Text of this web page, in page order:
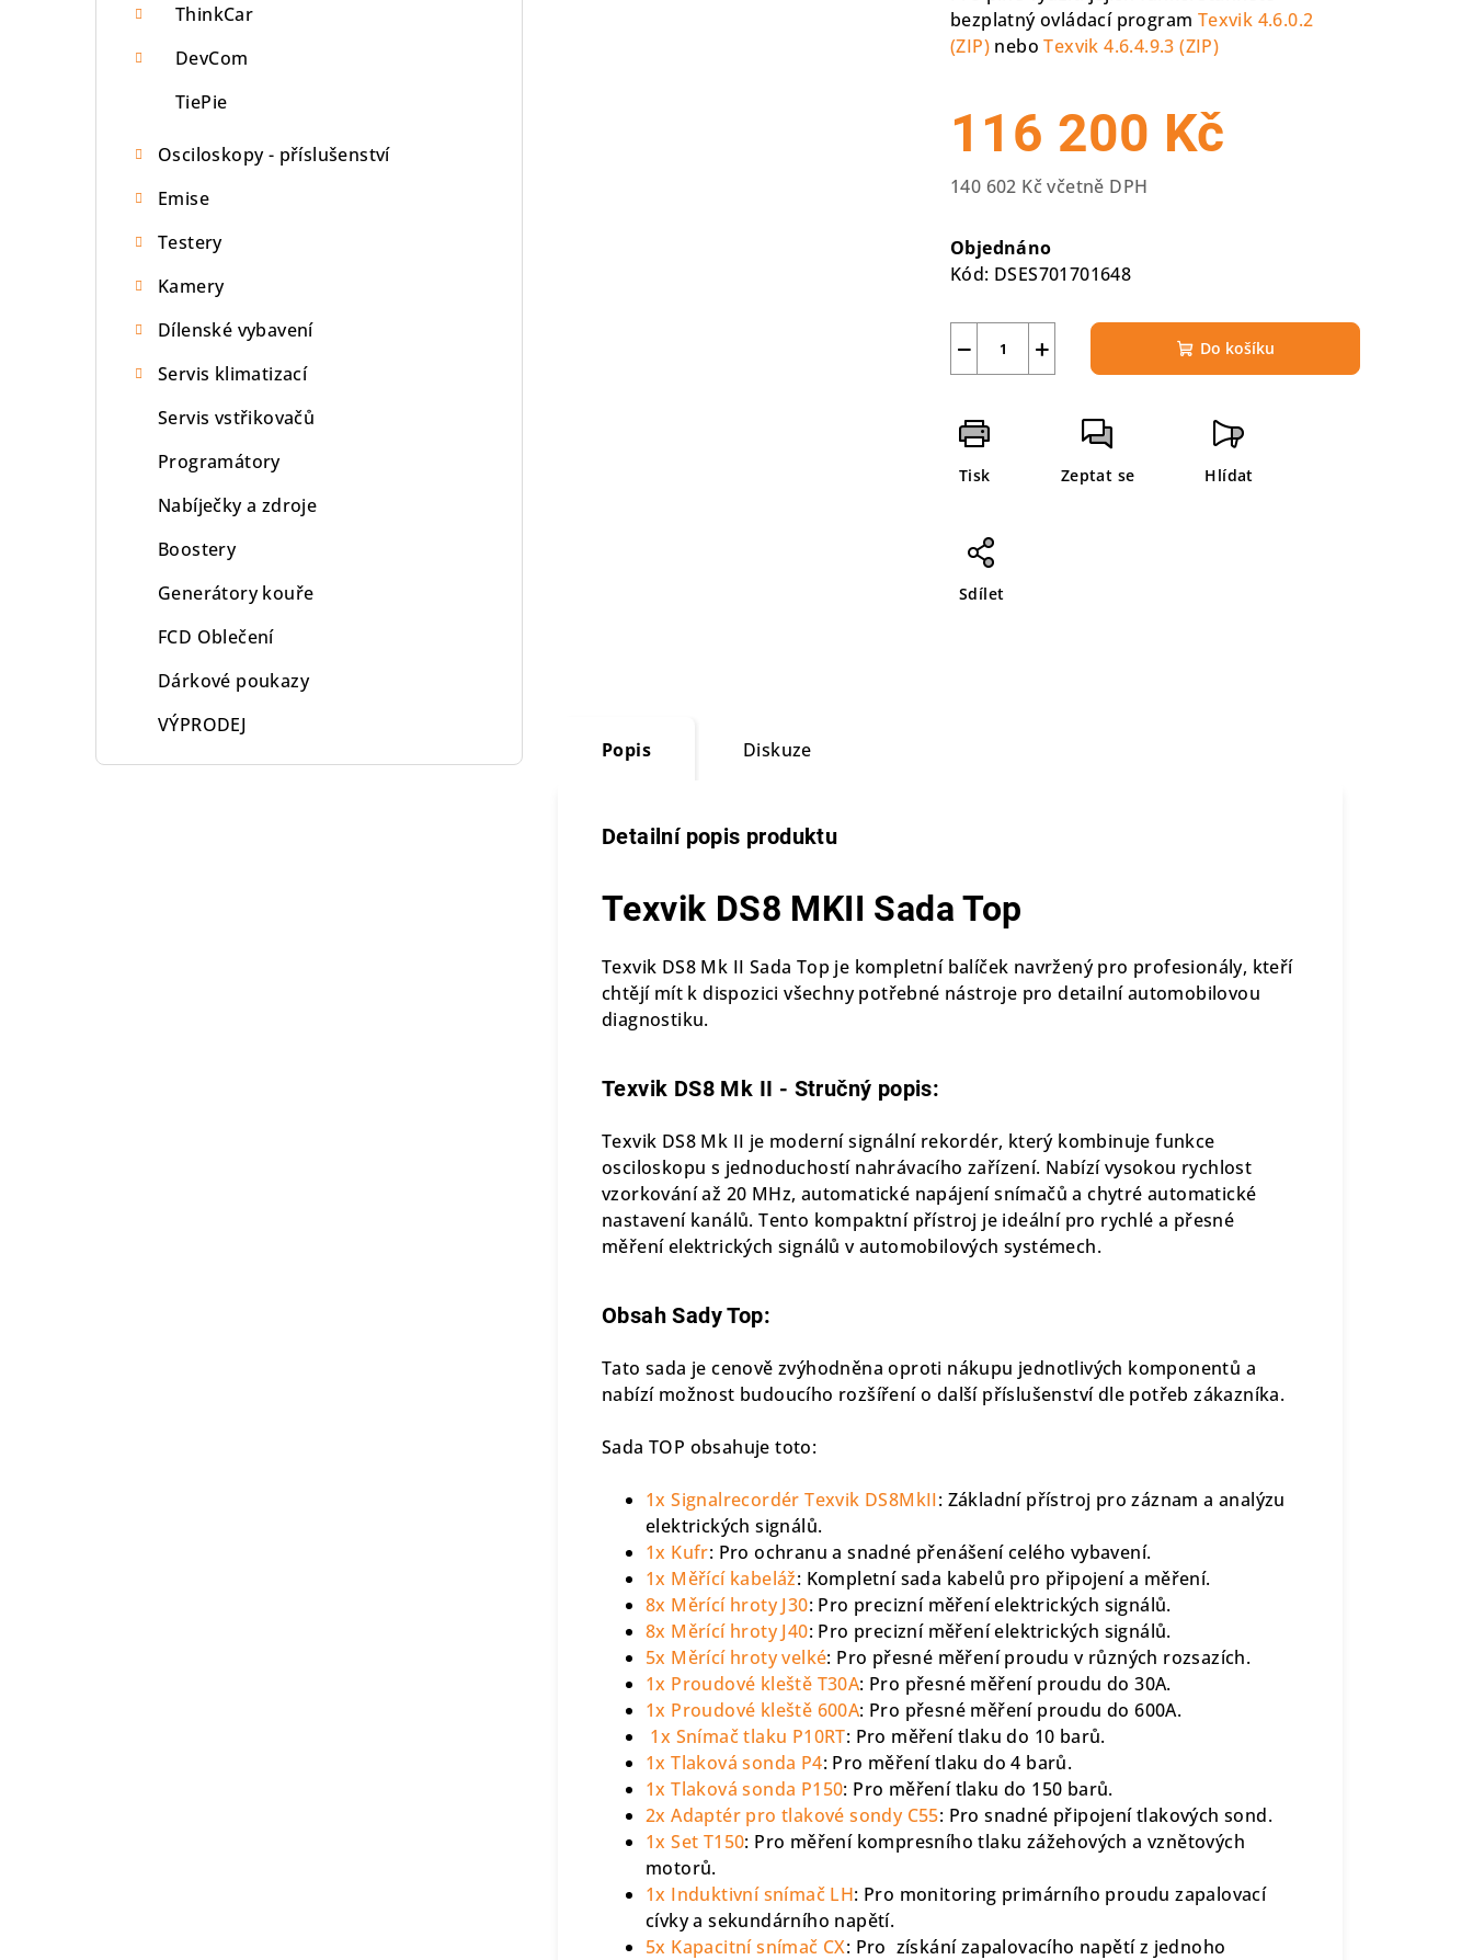
ThinkCar
DevCom
TiePie
Osciloskopy - příslušenství
Emise
Testery
Kamery
Dílenské vybavení
Servis klimatizací
Servis vstřikovačů
Programátory
Nabíječky a zdroje
Boostery
Generátory kouře
FCD Oblečení
Dárkové poukazy
VÝPRODEJ
bezplatný ovládací program Texvik 4.6.0.2
(ZIP) neboTexvik 4.6.4.9.3 (ZIP)
116 200 Kč
140 602 Kč včetně DPH
cena:
Objednáno
Kód: DSES701701648
+
− Do košíku
Tisk Zeptat se Hlídat
Sdílet
Popis Diskuze
Detailní popis produktu
Texvik DS8 MKII Sada Top
Texvik DS8 Mk II Sada Top je kompletní balíček navržený pro profesionály, kteří
chtějí mít k dispozici všechny potřebné nástroje pro detailní automobilovou
diagnostiku.
Texvik DS8 Mk II - Stručný popis:
Texvik DS8 Mk II je moderní signální rekordér, který kombinuje funkce
osciloskopu s jednoduchostí nahrávacího zařízení. Nabízí vysokou rychlost
vzorkování až 20 MHz, automatické napájení snímačů a chytré automatické
nastavení kanálů. Tento kompaktní přístroj je ideální pro rychlé a přesné
měření elektrických signálů v automobilových systémech.
Obsah Sady Top:
Tato sada je cenově zvýhodněna oproti nákupu jednotlivých komponentů a
nabízí možnost budoucího rozšíření o další příslušenství dle potřeb zákazníka.
Sada TOP obsahuje toto:
1x Signalrecordér Texvik DS8MkII: Základní přístroj pro záznam a analýzu
elektrických signálů.
1x Kufr: Pro ochranu a snadné přenášení celého vybavení.
1x Měřící kabeláž: Kompletní sada kabelů pro připojení a měření.
8x Měrící hroty J30: Pro precizní měření elektrických signálů.
8x Měrící hroty J40: Pro precizní měření elektrických signálů.
5x Měrící hroty velké: Pro přesné měření proudu v různých rozsazích.
1x Proudové kleště T30A: Pro přesné měření proudu do 30A.
1x Proudové kleště 600A: Pro přesné měření proudu do 600A.
1x Snímač tlaku P10RT: Pro měření tlaku do 10 barů.
1x Tlaková sonda P4: Pro měření tlaku do 4 barů.
1x Tlaková sonda P150: Pro měření tlaku do 150 barů.
2x Adaptér pro tlakové sondy C55: Pro snadné připojení tlakových sond.
1x Set T150: Pro měření kompresního tlaku zážehových a vznětových
motorů.
1x Induktivní snímač LH: Pro monitoring primárního proudu zapalovací
cívky a sekundárního napětí.
5x Kapacitní snímač CX: Pro získání zapalovacího napětí z jednoho